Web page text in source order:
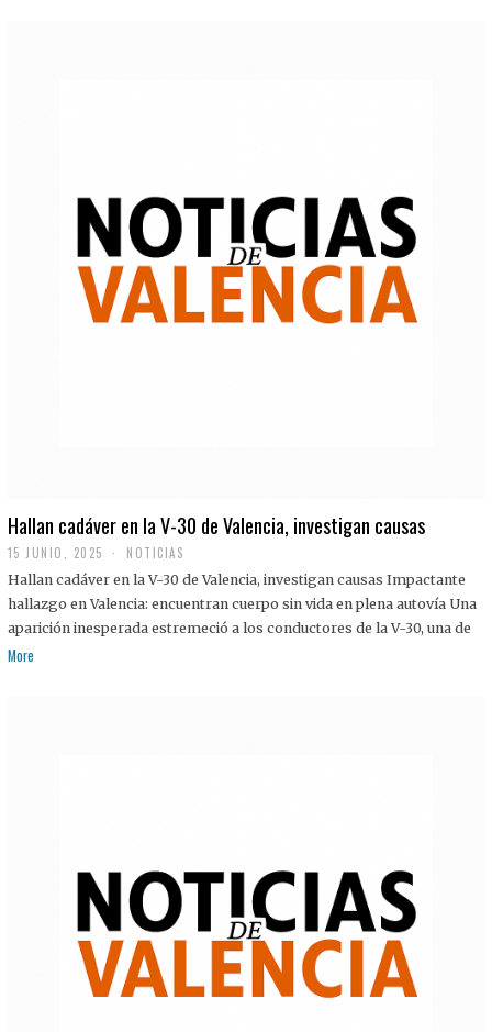
Hallan cadáver en la V-30 de Valencia, investigan causas
15 JUNIO, 2025 NOTICIAS
Hallan cadáver en la V-30 de Valencia, investigan causas Impactante
hallazgo en Valencia: encuentran cuerpo sin vida en plena autovía Una
aparición inesperada estremeció a los conductores de la V-30, una de
More